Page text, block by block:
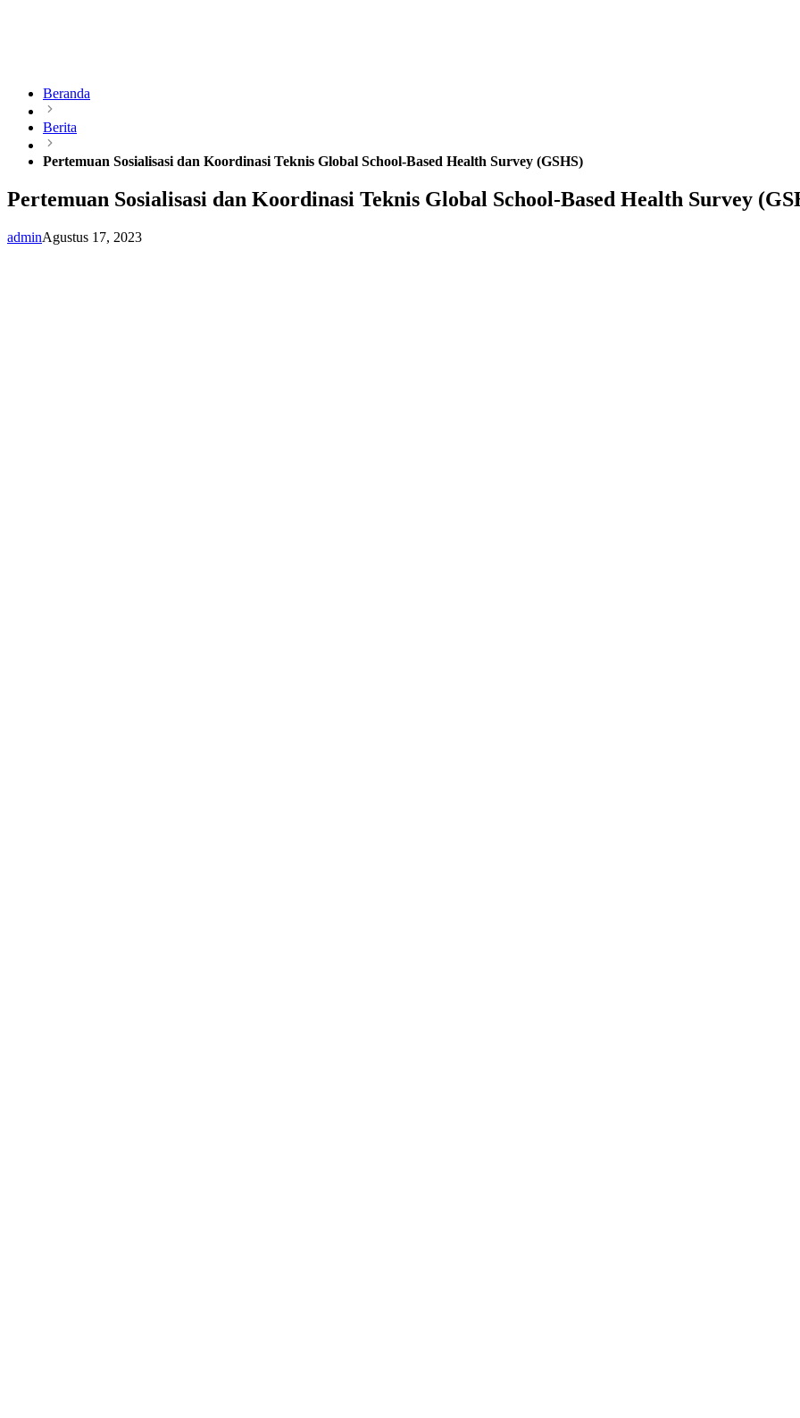
Beranda
Berita
Pertemuan Sosialisasi dan Koordinasi Teknis Global School-Based Health Survey (GSHS)
Pertemuan Sosialisasi dan Koordinasi Teknis Global School-Based Health Survey
adminAgustus 17, 2023